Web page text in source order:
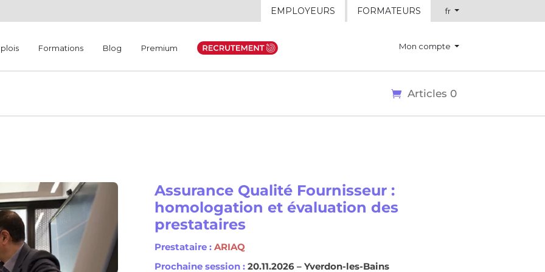
EMPLOYEURS FORMATEURS fr
Formations Blog Premium Mon compte